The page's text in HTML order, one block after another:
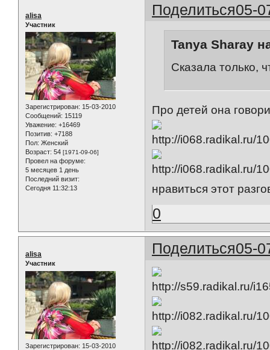
Поделиться05-
alisa
Участник
Зарегистрирован: 15-03-2010
Сообщений: 15119
Уважение: +16469
Позитив: +7188
Пол: Женский
Возраст: 54 [1971-09-06]
Провел на форуме:
5 месяцев 1 день
Последний визит:
Сегодня 11:32:13
Tanya Sharay
Сказала только,
Про детей она
нравиться этот
0
Поделиться05-
alisa
Участник
Зарегистрирован: 15-03-2010